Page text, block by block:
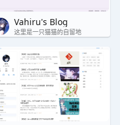
Vahiru's Blog
这里是一只猫猫的自留地